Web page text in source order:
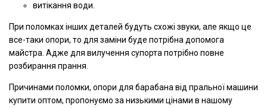
витікання води.
При поломках інших деталей будуть схожі звуки, але якщо це
все-таки опори, то для заміни буде потрібна допомога
майстра. Адже для вилучення супорта потрібно повне
розбирання прання.
Причинами поломки, опори для барабана від пральної машини
купити оптом, пропонуємо за низькими цінами в нашому